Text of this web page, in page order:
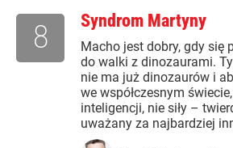
Syndrom Martyny
Macho jest dobry, gdy się
do walki z dinozaurami.
nie ma już dinozaurów i
we współczesnym
inteligencji, nie siły –
uważany za najbardziej
8